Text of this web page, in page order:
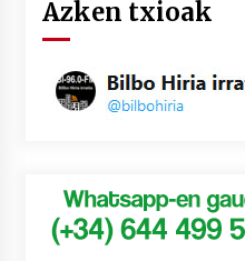
Azken txioak